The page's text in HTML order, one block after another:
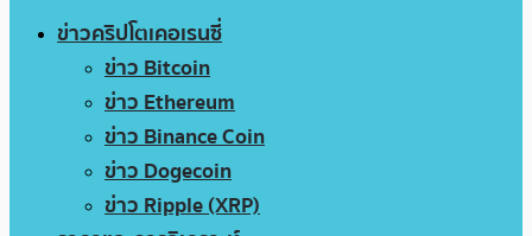
ข่าวคริปโตเคอเรนซี่
ข่าว Bitcoin
ข่าว Ethereum
ข่าว Binance Coin
ข่าว Dogecoin
ข่าว Ripple (XRP)